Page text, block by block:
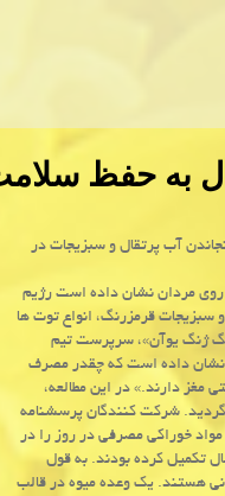
به حفظ
آب پرتقال و سبزیجات در
نتایج یك مطالعه ۲۰ ساله بر روی مردان نشان داده است رژیم
سبزیجات قرمزرنگ، انواع توت ها
ژنگ یوآن»، سرپرست تیم
نشان داده است كه چقدر مصرف
دارند.» در این مطالعه،
با میانگین سنی ۵۱ سال بررسی گردید. شركت كنندگان پرسشنامه
خوراكی مصرفی در روز را در
مطالعه و بعد از آن هر ۴ سال یكبار در طول مدت ۲۰ سال تكمیل كرده بودند. به قول
هستند. یك وعده میوه در قالب